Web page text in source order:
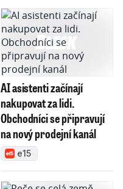
AI asistenti začínají
nakupovat za lidi.
Obchodníci se připravují
na nový prodejní kanál
e15